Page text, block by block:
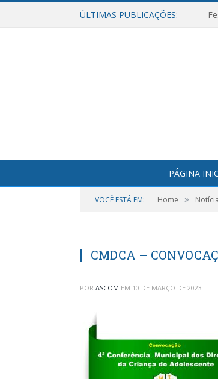
ÚLTIMAS PUBLICAÇÕES:
PÁGINA
VOCÊ ESTÁ EM: Home »
CMDCA –
POR ASCOM EM 10 DE MARÇO DE 2023